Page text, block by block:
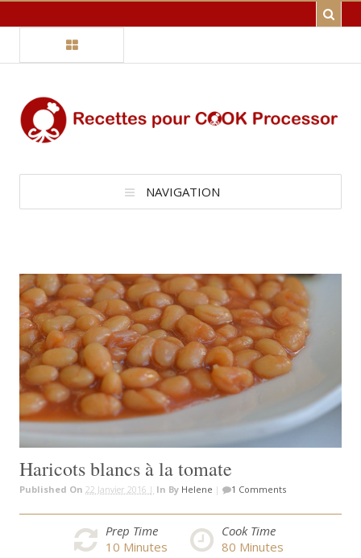
NAVIGATION
Haricots blancs à la tomate
Published On 22 Janvier 2016 | In By Helene | 1 Comments
Prep Time
10 Minutes
Cook Time
80 Minutes